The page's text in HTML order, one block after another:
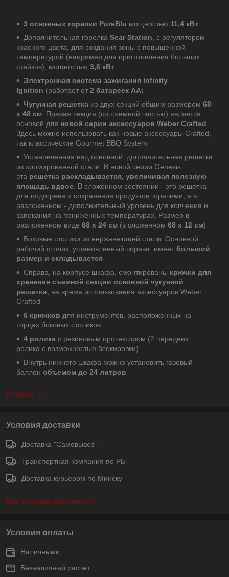
3 основных горелки PureBlu мощностью 11,4 кВт
Дополнительная горелка Sear Station , с регулятором
красного цвета, для создания зоны с повышенной
температурой (например для приготовления больших
стейков), мощностью 3,8 кВт
Электронная система зажигания Infinity
Ignition (работает от 2 батареек AA)
Чугунная решетка из двух секций общим размером 68
x 48 см . Правая секция (со съемной частью) является
основой для новой серии аксессуаров Weber Crafted
Здесь можно использовать как новые аксессуары Crafted,
так классические Gourmet BBQ System
Установленная над основной, дополнительная решетка
из хромированной стали. В новой серии Genesis
эта решетка раскладывается, увеличивая полезную
площадь вдвое . В сложенном состоянии - это решетка
для подогрева и сохранения продуктов горячими, а в
разложенном - дополнительный уровень для копчения и
запекания на пониженных температурах. Размер в
разложенном виде 68 x 24 см (в сложенном 68 x 12 см)
Боковые столики из нержавеющей стали. Основной
рабочий столик, установленный справа, имеет больший
размер и складывается
Справа, на корпусе шкафа, смонтированы крючки для
хранения съемной секции основной чугунной
решетки , на время использования аксессуаров Weber
Crafted
6 крючков для инструментов, расположенных на
торцах боковых столиков
4 ролика с резиновым протектором (2 передних
ролика с возможностью блокировки)
Внутрь нижнего шкафа можно установить газовый
баллон объемом до 24 литров
Скрыть
Условия доставки
Доставка "Самовывоз"
Транспортная компания по РБ
Доставка курьером по Минску
Все условия доставки
Условия оплаты
Наличными
Безналичный расчет